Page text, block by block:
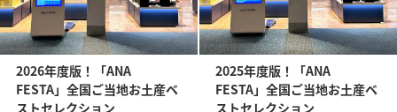
2026年度版！「ANA
FESTA」全国ご当地お土産ベ
ストセレクション
2025年度版！「ANA
FESTA」全国ご当地お土産ベ
ストセレクション